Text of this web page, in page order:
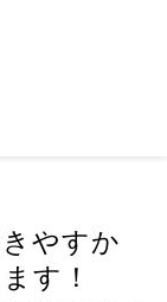
やすか
す！